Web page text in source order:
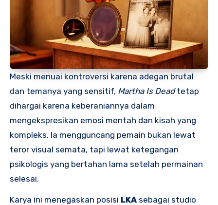
Meski menuai kontroversi karena adegan brutal
dan temanya yang sensitif, Martha Is Deadtetap
dihargai karena keberaniannya dalam
mengekspresikan emosi mentah dan kisah yang
kompleks. Ia mengguncang pemain bukan lewat
teror visual semata, tapi lewat ketegangan
psikologis yang bertahan lama setelah permainan
selesai.
Karya ini menegaskan posisi LKA sebagai studio